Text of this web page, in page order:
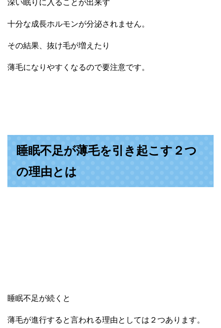
深い眠りに入ることが出来ず
十分な成長ホルモンが分泌されません。
その結果、抜け毛が増えたり
薄毛になりやすくなるので要注意です。
睡眠不足が薄毛を引き起こす２つ
の理由とは
睡眠不足が続くと
薄毛が進行すると言われる理由としては２つあります。